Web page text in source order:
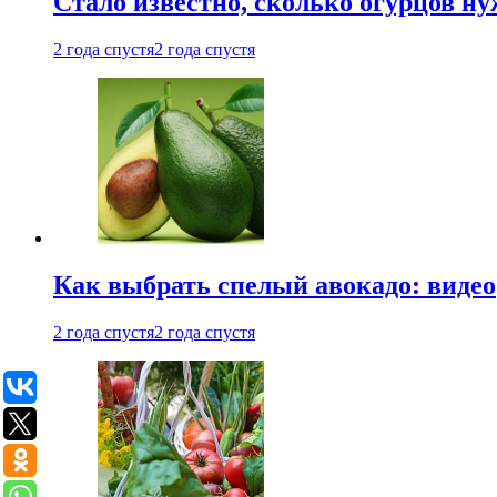
2 года спустя2 года спустя
Как выбрать спелый авокадо: видео
2 года спустя2 года спустя